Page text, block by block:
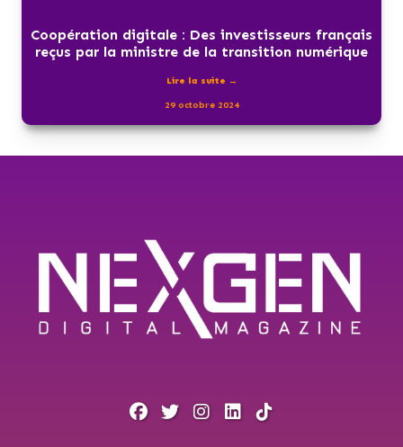
Coopération digitale : Des investisseurs français
reçus par la ministre de la transition numérique
Lire la suite →
29 octobre 2024